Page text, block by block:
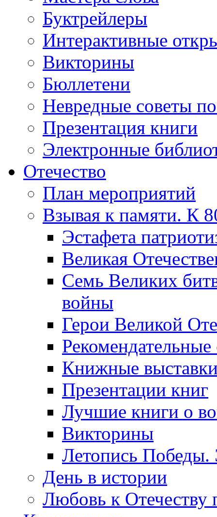
Буктрейлеры
Интерактивные
Викторины
Бюллетени
Невредные советы
Презентация книги
Электронные
Отечество
План мероприятий
Взывая к памяти. К
Эcтафета
Великая
Семь Великих
войны
Герои Великой
Рекомендательные
Книжные
Презентации книг
Лучшие книги о
Викторины
Летопись Победы.
День в истории
Любовь к Отечеству